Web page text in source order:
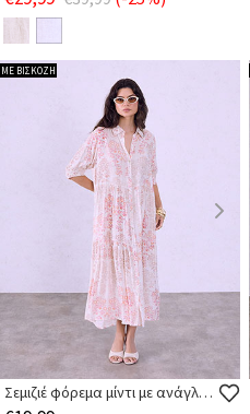
ΜΕ ΒΙΣΚΟΖΗ
Σεμιζιέ φόρεμα μίντι με ανάγλυφο ύφασμα